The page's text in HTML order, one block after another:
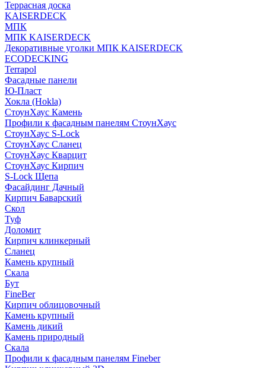
Террасная доска
KAISERDECK
МПК
МПК KAISERDECK
Декоративные уголки МПК KAISERDECK
ECODECKING
Terrapol
Фасадные панели
Ю-Пласт
Хокла (Hokla)
СтоунХаус Камень
Профили к фасадным панелям СтоунХаус
СтоунХаус S-Lock
СтоунХаус Сланец
СтоунХаус Кварцит
СтоунХаус Кирпич
S-Lock Щепа
Фасайдинг Дачный
Кирпич Баварский
Скол
Туф
Доломит
Кирпич клинкерный
Сланец
Камень крупный
Скала
Бут
FineBer
Кирпич облицовочный
Камень крупный
Камень дикий
Камень природный
Скала
Профили к фасадным панелям Fineber